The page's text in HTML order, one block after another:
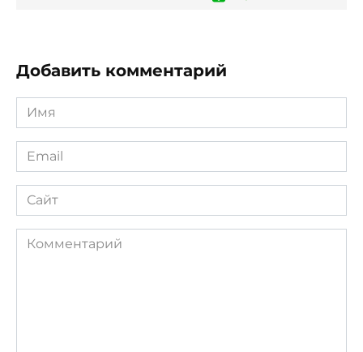
Добавить комментарий
Имя
*
Email
*
Сайт
Комментарий